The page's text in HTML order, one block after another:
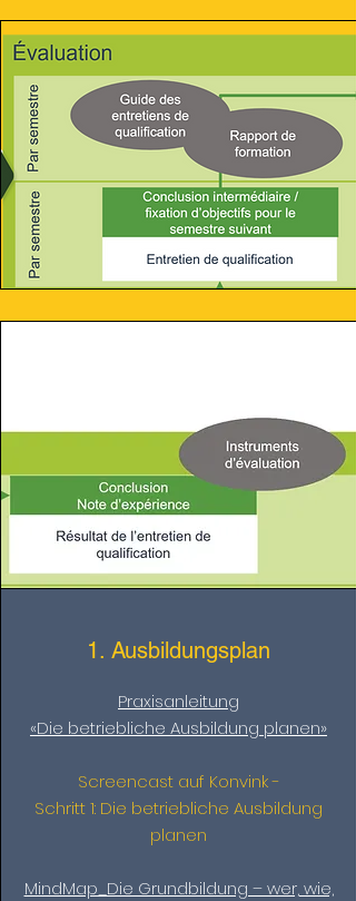
1. Ausbildungsplan
Praxisanleitung
«Die betriebliche Ausbildung planen»
Screencast auf Konvink -
Schritt 1: Die betriebliche Ausbildung
planen
MindMap_Die Grundbildung – wer, wie,